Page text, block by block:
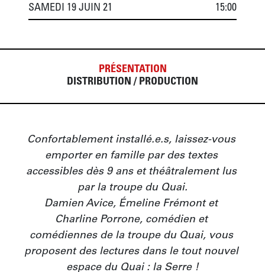
SAMEDI 19 JUIN 21 15:00
PRÉSENTATION
DISTRIBUTION / PRODUCTION
Confortablement installé.e.s, laissez-vous
emporter en famille par des textes
accessibles dès 9 ans et théâtralement lus
par la troupe du Quai.
Damien Avice, Émeline Frémont et
Charline Porrone, comédien et
comédiennes de la troupe du Quai, vous
proposent des lectures dans le tout nouvel
espace du Quai : la Serre !